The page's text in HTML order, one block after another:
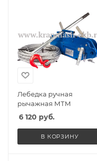
Лебедка ручная
рычажная МТМ
6 120 руб.
В КОРЗИНУ